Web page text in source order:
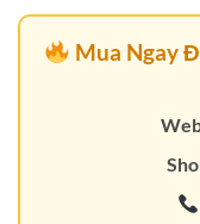
Mua Ngay